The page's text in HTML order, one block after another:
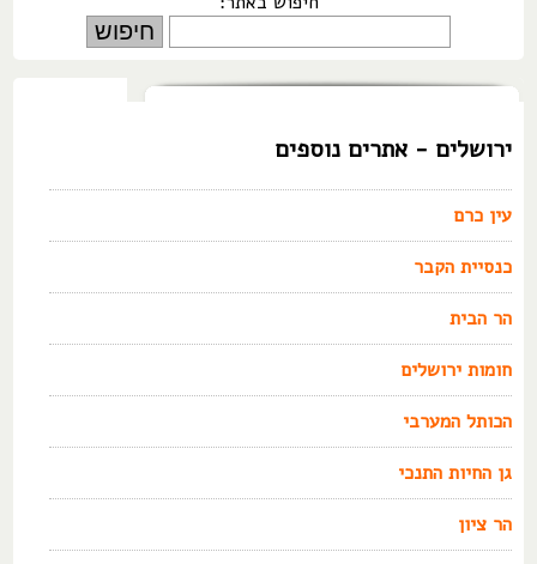
ירושלים - אתרים נוספים
עין כרם
כנסיית הקבר
הר הבית
חומות ירושלים
הכותל המערבי
גן החיות התנכי
הר ציון